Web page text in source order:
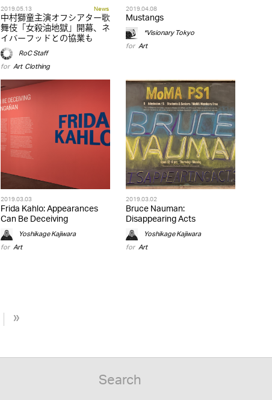
2019.05.13 News
中村獅童主演オフシアター歌
舞伎「女殺油地獄」開幕、ネ
イバーフッドとの協業も
RoC Staff
for Art,Clothing
2019.04.08
Mustangs
*Visionary Tokyo
for Art
2019.03.03
Frida Kahlo: Appearances
Can Be Deceiving
Yoshikage Kajiwara
for Art
2019.03.02
Bruce Nauman:
Disappearing Acts
Yoshikage Kajiwara
for Art
»